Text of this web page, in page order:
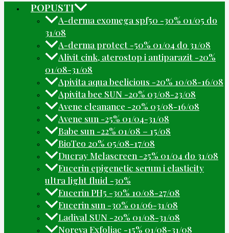
POPUSTI
A-derma exomega spf50 -30% 01/05 do
31/08
A-derma protect -50% 01/04 do 31/08
Alivit cink, aterostop i antiparazit -20%
01/08-31/08
Apivita aqua beelicious -20% 10/08-16/08
Apivita bee SUN -20% 03/08-23/08
Avene cleanance -20% 03/08-16/08
Avene sun -25% 01/04-31/08
Babe sun -22% 01/08 – 15/08
BioTeo 20% 05/08-17/08
Ducray Melascreen -25% 01/04 do 31/08
Eucerin epigenetic serum i elasticity
ultra light fluid -30%
Eucerin PH5 -30% 10/08-27/08
Eucerin sun -30% 01/06-31/08
Ladival SUN -20% 01/08-31/08
Noreva Exfoliac -15% 01/08-31/08